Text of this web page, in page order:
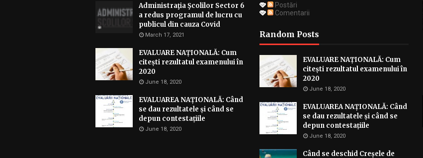
Administraţia Şcolilor Sector 6
a redus programul de lucru cu
publicul din cauza Covid
March 17, 2021
EVALUARE NAȚIONALĂ: Cum
citești rezultatul examenului în
2020
June 18, 2020
EVALUAREA NAȚIONALĂ: Când
se dau rezultatele și când se
depun contestațiile
June 18, 2020
Postări
Comentarii
Random Posts
EVALUARE NAȚIONALĂ: Cum
citești rezultatul examenului în
2020
June 18, 2020
EVALUAREA NAȚIONALĂ: Când
se dau rezultatele și când se
depun contestațiile
June 18, 2020
Când se deschid Creșele de